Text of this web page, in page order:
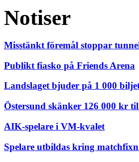
Notiser
Misstänkt föremål stoppar
Publikt fiasko på Friends Arena
Landslaget bjuder på 1 000
Östersund skänker 126 000 kr
AIK-spelare i VM-kvalet
Spelare utbildas kring